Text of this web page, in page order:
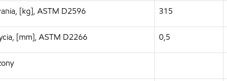
[kg], ASTM D2596 315
[mm], ASTM D2266 0,5